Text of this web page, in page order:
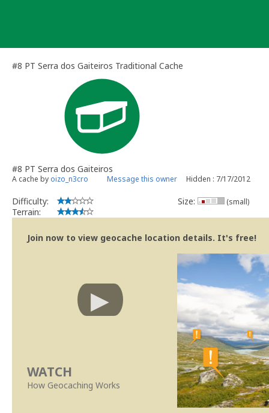
#8 PT Serra dos Gaiteiros Traditional Cache
#8 PT Serra dos Gaiteiros
A cache by oizo_n3cro Message this owner Hidden : 7/17/2012
Difficulty:
Terrain:
Size: (small)
Join now to view geocache location details. It's free!
WATCH
How Geocaching Works